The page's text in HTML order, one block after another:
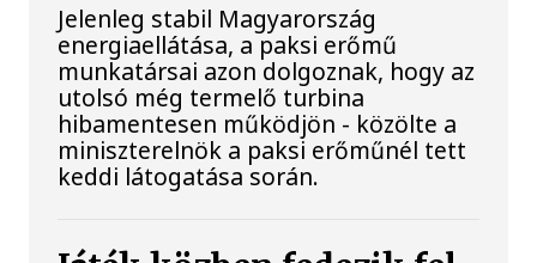
Jelenleg stabil Magyarország
energiaellátása, a paksi erőmű
munkatársai azon dolgoznak, hogy az
utolsó még termelő turbina
hibamentesen működjön - közölte a
miniszterelnök a paksi erőműnél tett
keddi látogatása során.